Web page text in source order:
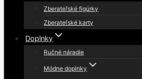
Zberateľské figúrky
Zberateľské karty
Doplnky
Ručné náradie
Módne doplnky